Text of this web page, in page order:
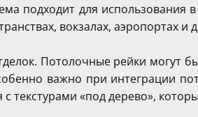
подходит для
вокзалах, аэропортах и
Потолочные рейки могут
важно при интеграции
«под дерево»,